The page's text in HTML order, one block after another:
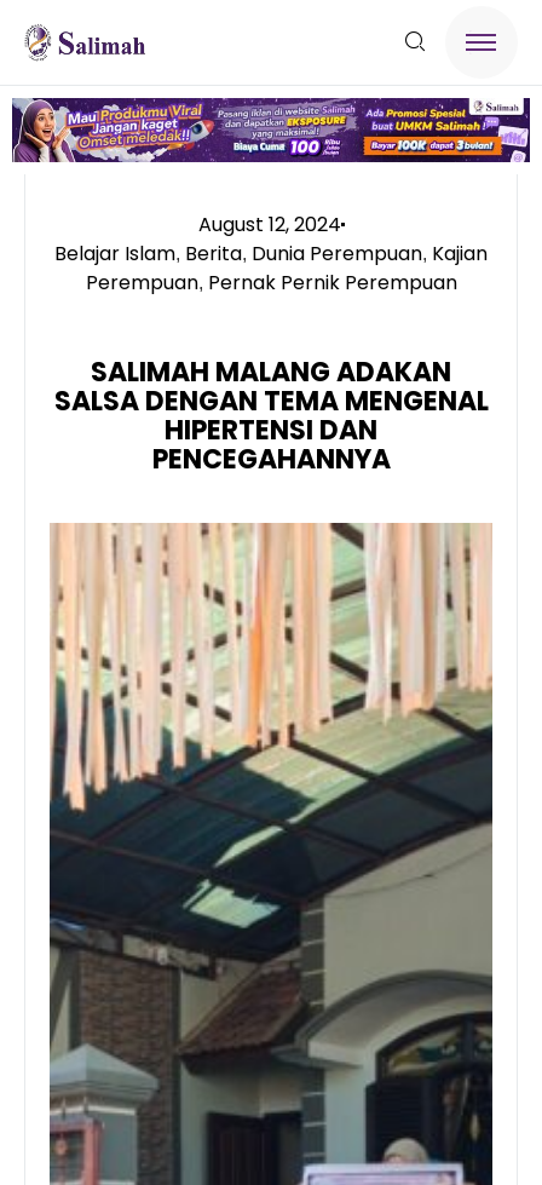
August 12, 2024
Belajar Islam, Berita, Dunia Perempuan, Kajian
Perempuan, Pernak Pernik Perempuan
SALIMAH MALANG ADAKAN
SALSA DENGAN TEMA MENGENAL
HIPERTENSI DAN
PENCEGAHANNYA